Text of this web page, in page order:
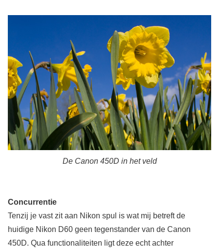
De Canon 450D in het veld
Concurrentie
Tenzij je vast zit aan Nikon spul is wat mij betreft de
huidige Nikon D60 geen tegenstander van de Canon
450D. Qua functionaliteiten ligt deze echt achter